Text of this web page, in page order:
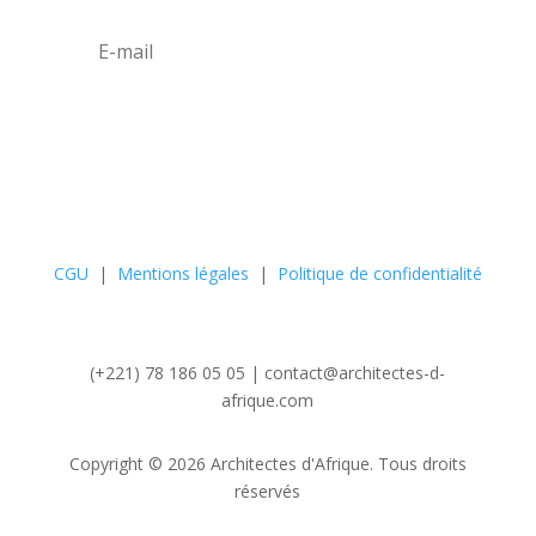
CGU | Mentions légales | Politique de confidentialité
(+221) 78 186 05 05 | contact@architectes-d-
afrique.com
Copyright © 2026 Architectes d'Afrique. Tous droits
réservés